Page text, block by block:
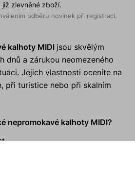
zlevněné zboží.
odběru novinek při registraci.
kalhoty MIDI jsou skvělým
dnů a zárukou neomezeného
Jejich vlastnosti oceníte na
při turistice nebo při skalním
nepromokavé kalhoty MIDI?
ochranu proti dešti a